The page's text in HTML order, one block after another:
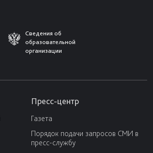
Сведения об
образовательной
организации
Пресс-центр
Газета
Порядок подачи запросов СМИ в
пресс-службу